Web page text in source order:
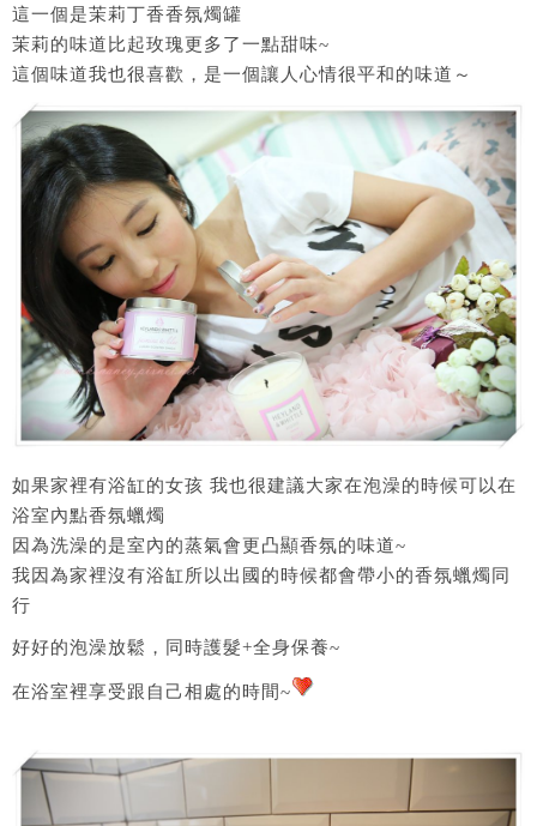
這一個是茉莉丁香香氛燭罐
茉莉的味道比起玫瑰更多了一點甜味~
這個味道我也很喜歡，是一個讓人心情很平和的味道～
如果家裡有浴缸的女孩 我也很建議大家在泡澡的時候可以在
浴室內點香氛蠟燭
因為洗澡的是室內的蒸氣會更凸顯香氛的味道~
我因為家裡沒有浴缸所以出國的時候都會帶小的香氛蠟燭同
行
好好的泡澡放鬆，同時護髮+全身保養~
在浴室裡享受跟自己相處的時間~